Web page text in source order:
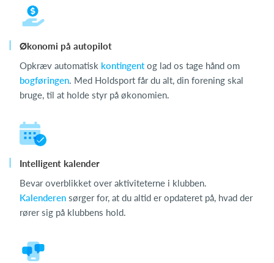
Økonomi på autopilot
Opkræv automatisk kontingentog lad os tage hånd om
bogføringen. Med Holdsport får du alt, din forening skal
bruge, til at holde styr på økonomien.
Intelligent kalender
Bevar overblikket over aktiviteterne i klubben.
Kalenderen sørger for, at du altid er opdateret på, hvad der
rører sig på klubbens hold.